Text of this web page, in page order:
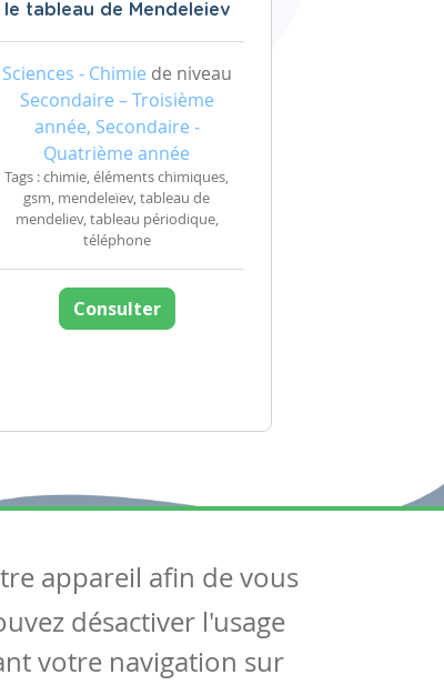
le tableau de Mendeleiev
Sciences - Chimie de niveau
Secondaire – Troisième
année, Secondaire -
Quatrième année
Tags : chimie, éléments chimiques,
gsm, mendeleïev, tableau de
mendeliev, tableau périodique,
téléphone
Consulter
nous
nous
scolaire
appareil afin de vous
désactiver l'usage
votre navigation sur